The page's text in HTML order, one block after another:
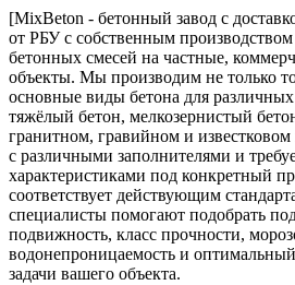
[MixBeton - бетонный завод с
от РБУ с собственным
бетонных смесей на частные,
объекты. Мы производим не только
основные виды бетона для различных
тяжёлый бетон, мелкозернистый
гранитном, гравийном и
с различными заполнителями и
характеристиками под конкретный
соответствует действующим
специалисты помогают подобрать
подвижность, класс прочности,
водонепроницаемость и
задачи вашего объекта.